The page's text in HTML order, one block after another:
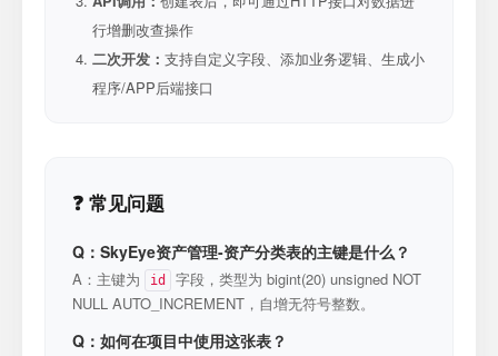
行增删改查操作
二次开发： 支持自定义字段、添加业务逻辑、生成小
程序/APP后端接口
❓ 常见问题
Q：SkyEye资产管理-资产分类表的主键是什么？
A：主键为 id
字段，类型为 bigint(20) unsigned NOT
NULL AUTO_INCREMENT，自增无符号整数。
Q：如何在项目中使用这张表？